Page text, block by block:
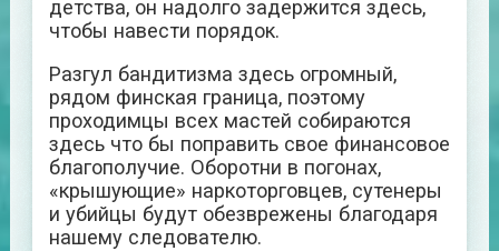
детства, он надолго задержится здесь,
чтобы навести порядок.
Разгул бандитизма здесь огромный,
рядом финская граница, поэтому
проходимцы всех мастей собираются
здесь что бы поправить свое финансовое
благополучие. Оборотни в погонах,
«крышующие» наркоторговцев, сутенеры
и убийцы будут обезврежены благодаря
нашему следователю.